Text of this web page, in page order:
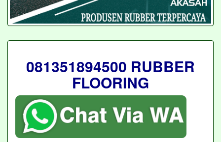
081351894500 RUBBER
FLOORING